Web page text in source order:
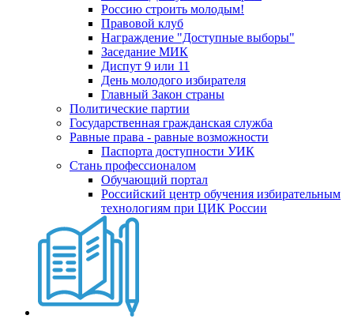
Россию строить молодым!
Правовой клуб
Награждение "Доступные выборы"
Заседание МИК
Диспут 9 или 11
День молодого избирателя
Главный Закон страны
Политические партии
Государственная гражданская служба
Равные права - равные возможности
Паспорта доступности УИК
Стань профессионалом
Обучающий портал
Российский центр обучения избирательным
технологиям при ЦИК России